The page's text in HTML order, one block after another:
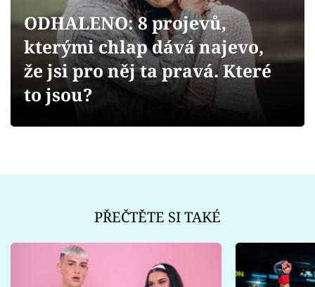
Videa
Sledujte prima+
ODHALENO: 8 projevů,
kterými chlap dává najevo,
že jsi pro něj ta pravá. Které
to jsou?
PŘEČTĚTE SI TAKÉ